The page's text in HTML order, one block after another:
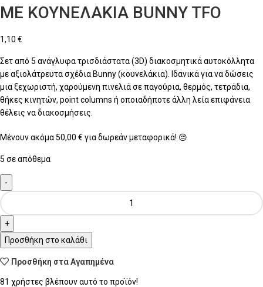
ΜΕ ΚΟΥΝΕΛΑΚΙΑ BUNNY TFO
1,10 €
Σετ από 5 ανάγλυφα τρισδιάστατα (3D) διακοσμητικά αυτοκόλλητα
με αξιολάτρευτα σχέδια Bunny (κουνελάκια). Ιδανικά για να δώσεις
μια ξεχωριστή, χαρούμενη πινελιά σε παγούρια, θερμός, τετράδια,
θήκες κινητών, point columns ή οποιαδήποτε άλλη λεία επιφάνεια
θέλεις να διακοσμήσεις.
Μένουν ακόμα50,00 € για δωρεάν μεταφορικά! 😔
5 σε απόθεμα
Προσθήκη στο καλάθι
Προσθήκη στα Αγαπημένα
81 χρήστες βλέπουν αυτό το προϊόν!